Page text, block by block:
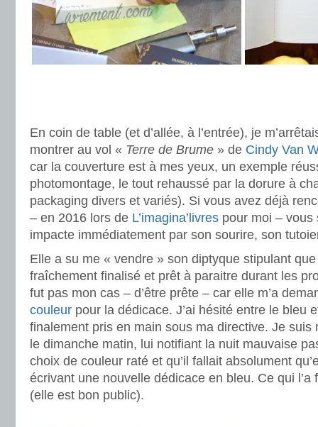
En coin de table (et d’allée, à l’entrée), je
montrer au vol « Terre de Brume » de Cindy Van
car la couverture est à mes yeux, un exemple
photomontage, le tout rehaussé par la dorure à
packaging divers et variés). Si vous avez déjà
– en 2016 lors de L’imagina’livres pour moi – vous
impacte immédiatement par son sourire, son
Elle a su me « vendre » son diptyque stipulant
fraîchement finalisé et prêt à paraitre durant les
fut pas mon cas – d’être prête – car elle m’a
couleur pour la dédicace. J’ai hésité entre le bleu
finalement pris en main sous ma directive. Je suis
le dimanche matin, lui notifiant la nuit mauvaise
choix de couleur raté et qu’il fallait absolument
écrivant une nouvelle dédicace en bleu. Ce qui l’a
(elle est bon public).